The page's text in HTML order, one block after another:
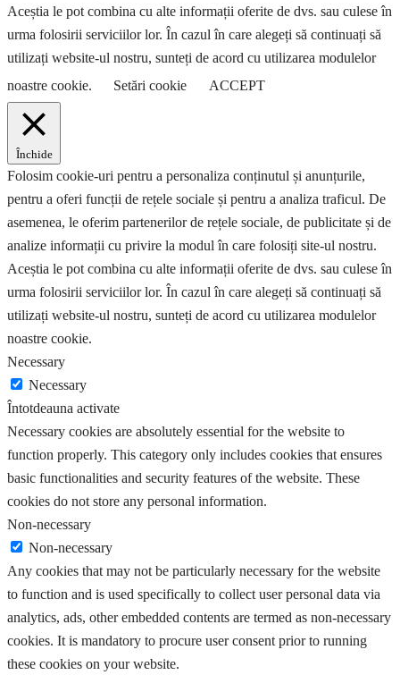
Aceștia le pot combina cu alte informații oferite de dvs. sau culese în
urma folosirii serviciilor lor. În cazul în care alegeți să continuați să
utilizați website-ul nostru, sunteți de acord cu utilizarea modulelor
noastre cookie.
Setări cookie ACCEPT
Închide
Folosim cookie-uri pentru a personaliza conținutul și anunțurile,
pentru a oferi funcții de rețele sociale și pentru a analiza traficul. De
asemenea, le oferim partenerilor de rețele sociale, de publicitate și de
analize informații cu privire la modul în care folosiți site-ul nostru.
Aceștia le pot combina cu alte informații oferite de dvs. sau culese în
urma folosirii serviciilor lor. În cazul în care alegeți să continuați să
utilizați website-ul nostru, sunteți de acord cu utilizarea modulelor
noastre cookie.
Necessary
Necessary
Întotdeauna activate
Necessary cookies are absolutely essential for the website to
function properly. This category only includes cookies that ensures
basic functionalities and security features of the website. These
cookies do not store any personal information.
Non-necessary
Non-necessary
Any cookies that may not be particularly necessary for the website
to function and is used specifically to collect user personal data via
analytics, ads, other embedded contents are termed as non-necessary
cookies. It is mandatory to procure user consent prior to running
these cookies on your website.